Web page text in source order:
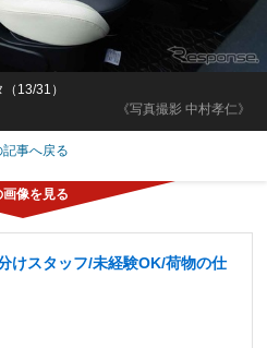
《写真撮影 中村孝仁》
13/31）
記事へ戻る
けスタッフ/未経験OK/荷物の仕